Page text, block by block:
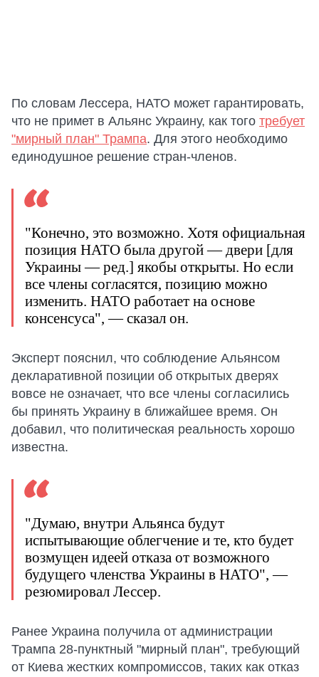
По словам Лессера, НАТО может гарантировать,
что не примет в Альянс Украину, как того требует
"мирный план" Трампа. Для этого необходимо
единодушное решение стран-членов.
"Конечно, это возможно. Хотя официальная
позиция НАТО была другой — двери [для
Украины — ред.] якобы открыты. Но если
все члены согласятся, позицию можно
изменить. НАТО работает на основе
консенсуса", — сказал он.
Эксперт пояснил, что соблюдение Альянсом
декларативной позиции об открытых дверях
вовсе не означает, что все члены согласились
бы принять Украину в ближайшее время. Он
добавил, что политическая реальность хорошо
известна.
"Думаю, внутри Альянса будут
испытывающие облегчение и те, кто будет
возмущен идеей отказа от возможного
будущего членства Украины в НАТО", —
резюмировал Лессер.
Ранее Украина получила от администрации
Трампа 28-пунктный "мирный план", требующий
от Киева жестких компромиссов, таких как отказ